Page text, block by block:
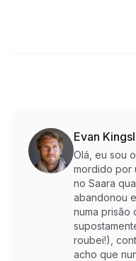
Evan
Olá, eu sou
mordido por
no Saara
abandonou
numa prisão
roubei!),
acho que